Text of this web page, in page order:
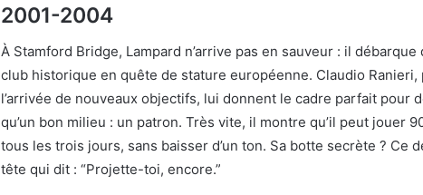
2001-2004
À Stamford Bridge, Lampard n’arrive pas en sauveur : il débarque
club historique en quête de stature européenne. Claudio
l’arrivée de nouveaux objectifs, lui donnent le cadre parfait pour
qu’un bon milieu : un patron. Très vite, il montre qu’il peut jouer
tous les trois jours, sans baisser d’un ton. Sa botte secrète ? Ce
tête qui dit : “Projette-toi, encore.”